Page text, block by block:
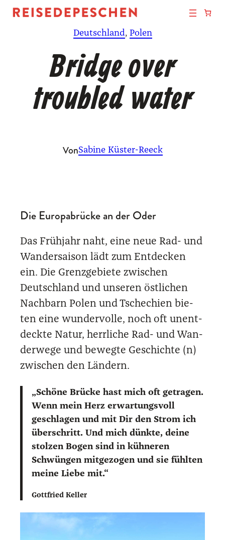
Zum
Deutschland, Polen
Bridge over
troubled water
VonSabine Küster-Reeck
Die Europabrücke an der Oder
Das Früh­jahr naht, eine neue Rad- und
Wan­der­sai­son lädt zum Ent­de­cken
ein. Die Grenz­ge­bie­te zwi­schen
Deutsch­land und unse­ren öst­li­chen
Nach­barn Polen und Tsche­chi­en bie­
ten eine wun­der­vol­le, noch oft unent­
deck­te Natur, herr­li­che Rad- und Wan­
der­we­ge und beweg­te Geschich­te (n)
zwi­schen den Län­dern.
„Schö­ne Brü­cke hast mich oft getra­gen.
Wenn mein Herz erwar­tungs­voll
geschla­gen und mit Dir den Strom ich
über­schritt. Und mich dünk­te, dei­ne
stol­zen Bogen sind in küh­ne­ren
Schwün­gen mit­ge­zo­gen und sie fühl­ten
mei­ne Lie­be mit.“
Gott­fried Kel­ler